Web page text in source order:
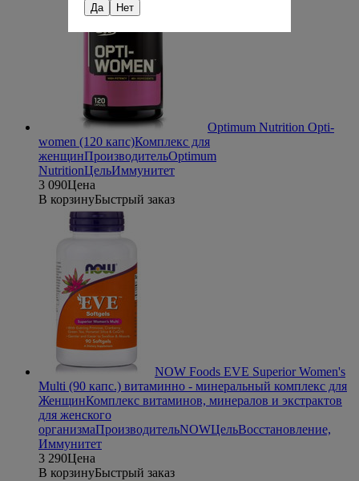
Optimum Nutrition Opti-
women (120 капс)Комплекс для
женщинПроизводительOptimum
NutritionЦельИммунитет
3 090Цена
В корзинуБыстрый заказ
NOW Foods EVE Superior Women's
Multi (90 капс.) витаминно - минеральный комплекс для
ЖенщинКомплекс витаминов, минералов и экстрактов
для женского
организмаПроизводительNOWЦельВосстановление,
Иммунитет
3 290Цена
В корзинуБыстрый заказ
Да Нет